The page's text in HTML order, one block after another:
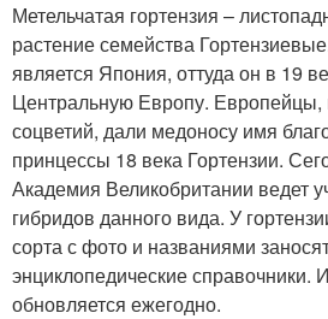
Метельчатая гортензия –
растение семейства
является Япония, оттуда он в 19
Центральную Европу. Европейцы,
соцветий, дали медоносу имя
принцессы 18 века Гортензии.
Академия Великобритании ведет
гибридов данного вида. У
сорта с фото и названиями
энциклопедические
обновляется ежегодно.